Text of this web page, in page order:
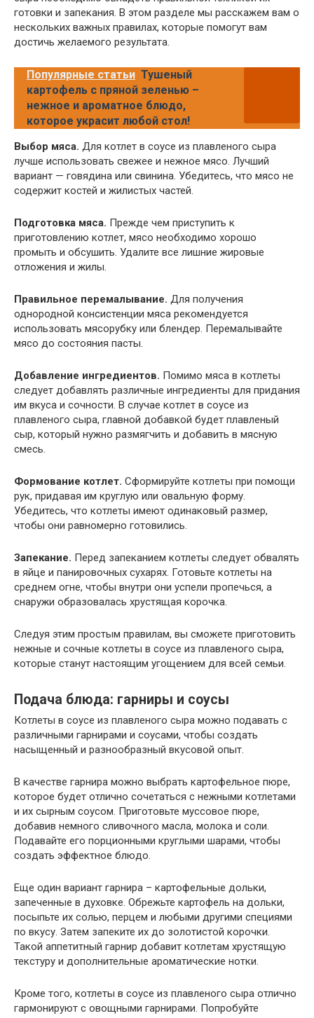
готовки и запекания. В этом разделе мы расскажем вам о
нескольких важных правилах, которые помогут вам
достичь желаемого результата.
Популярные статьи Тушеный
картофель с пряной зеленью –
нежное и ароматное блюдо,
которое украсит любой стол!
Выбор мяса. Для котлет в соусе из плавленого сыра
лучше использовать свежее и нежное мясо. Лучший
вариант — говядина или свинина. Убедитесь, что мясо не
содержит костей и жилистых частей.
Подготовка мяса. Прежде чем приступить к
приготовлению котлет, мясо необходимо хорошо
промыть и обсушить. Удалите все лишние жировые
отложения и жилы.
Правильное перемалывание. Для получения
однородной консистенции мяса рекомендуется
использовать мясорубку или блендер. Перемалывайте
мясо до состояния пасты.
Добавление ингредиентов. Помимо мяса в котлеты
следует добавлять различные ингредиенты для придания
им вкуса и сочности. В случае котлет в соусе из
плавленого сыра, главной добавкой будет плавленый
сыр, который нужно размягчить и добавить в мясную
смесь.
Формование котлет. Сформируйте котлеты при помощи
рук, придавая им круглую или овальную форму.
Убедитесь, что котлеты имеют одинаковый размер,
чтобы они равномерно готовились.
Запекание. Перед запеканием котлеты следует обвалять
в яйце и панировочных сухарях. Готовьте котлеты на
среднем огне, чтобы внутри они успели пропечься, а
снаружи образовалась хрустящая корочка.
Следуя этим простым правилам, вы сможете приготовить
нежные и сочные котлеты в соусе из плавленого сыра,
которые станут настоящим угощением для всей семьи.
Подача блюда: гарниры и соусы
Котлеты в соусе из плавленого сыра можно подавать с
различными гарнирами и соусами, чтобы создать
насыщенный и разнообразный вкусовой опыт.
В качестве гарнира можно выбрать картофельное пюре,
которое будет отлично сочетаться с нежными котлетами
и их сырным соусом. Приготовьте муссовое пюре,
добавив немного сливочного масла, молока и соли.
Подавайте его порционными круглыми шарами, чтобы
создать эффектное блюдо.
Еще один вариант гарнира – картофельные дольки,
запеченные в духовке. Обрежьте картофель на дольки,
посыпьте их солью, перцем и любыми другими специями
по вкусу. Затем запеките их до золотистой корочки.
Такой аппетитный гарнир добавит котлетам хрустящую
текстуру и дополнительные ароматические нотки.
Кроме того, котлеты в соусе из плавленого сыра отлично
гармонируют с овощными гарнирами. Попробуйте